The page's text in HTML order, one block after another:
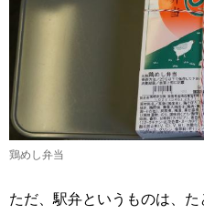
鶏めし弁当
ただ、駅弁というものは、